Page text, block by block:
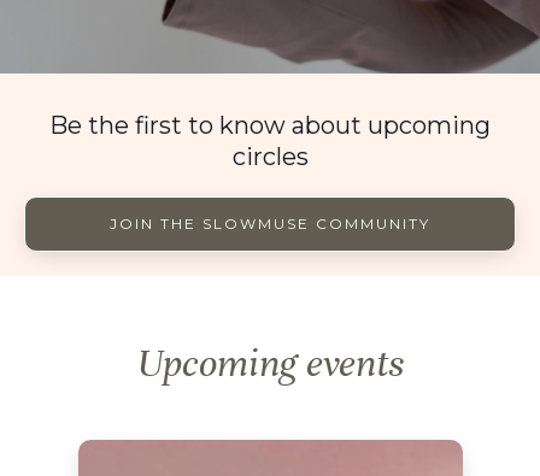
Be the first to know about upcoming
circles
JOIN THE SLOWMUSE COMMUNITY
Upcoming events